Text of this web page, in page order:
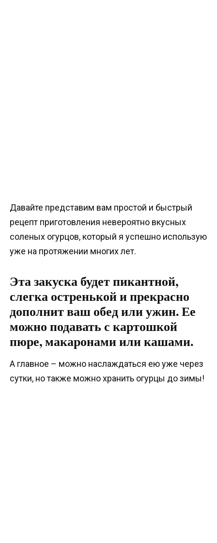
Давайте представим вам простой и быстрый
рецепт приготовления невероятно вкусных
соленых огурцов, который я успешно использую
уже на протяжении многих лет.
Эта закуска будет пикантной,
слегка остренькой и прекрасно
дополнит ваш обед или ужин. Ее
можно подавать с картошкой
пюре, макаронами или кашами.
А главное – можно наслаждаться ею уже через
сутки, но также можно хранить огурцы до зимы!